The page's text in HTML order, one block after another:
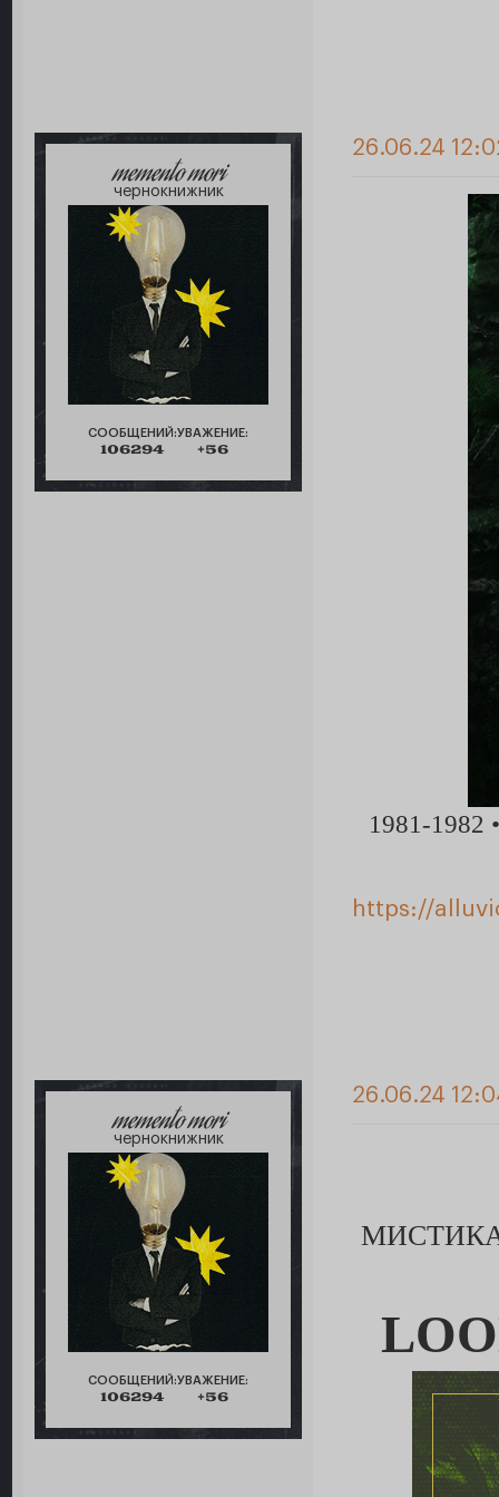
memento mori
чернокнижник
СООБЩЕНИЙ:
106294
УВАЖЕНИЕ:
+56
26.06.24
1981-1982
https://
memento mori
чернокнижник
СООБЩЕНИЙ:
106294
УВАЖЕНИЕ:
+56
26.06.24